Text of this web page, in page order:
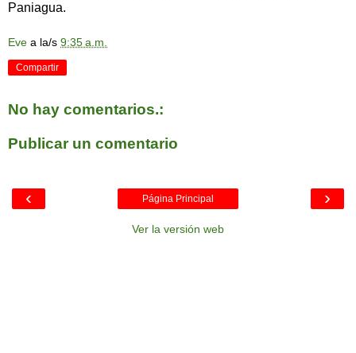
Paniagua.
Eve a la/s 9:35 a.m.
Compartir
No hay comentarios.:
Publicar un comentario
‹ ›
Página Principal
Ver la versión web